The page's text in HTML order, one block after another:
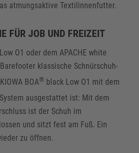
atmungsaktive Textilinnenfutter.
FÜR JOB UND FREIZEIT
O1 oder dem APACHE white
klassische Schnürschuh-
BOA®black Low O1 mit dem
ausgestattet ist: Mit dem
ist der Schuh im
und sitzt fest am Fuß. Ein
zu öffnen.